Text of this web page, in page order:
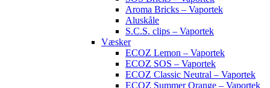
Aroma Bricks – Vaportek
Aluskåle
S.C.S. clips – Vaportek
Væsker
ECOZ Lemon – Vaportek
ECOZ SOS – Vaportek
ECOZ Classic Neutral – Vaportek
ECOZ Summer Orange – Vaportek